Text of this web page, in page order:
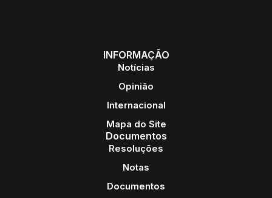
INFORMAÇÃO
Notícias
Opinião
Internacional
Mapa do Site
Documentos
Resoluções
Notas
Documentos